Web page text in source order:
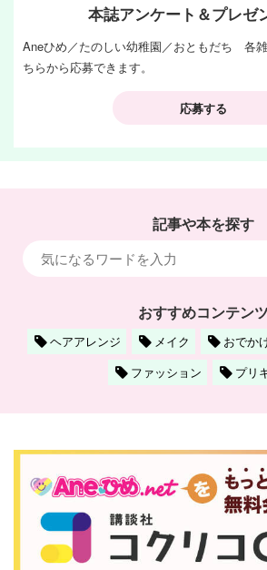
本誌アンケート＆プレゼ
Aneひめ／たのしい幼稚園／おともだち 各
ちらから応募できます。
応募する
記事や本を探す
おすすめコンテンツ
ヘアアレンジ メイク おでか
ファッション
プリ